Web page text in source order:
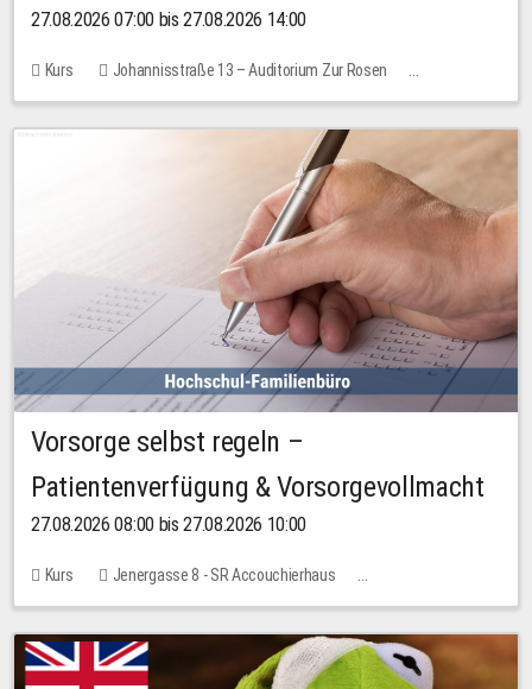
27.08.2026 07:00 bis 27.08.2026 14:00
Kurs
Johannisstraße 13 – Auditorium Zur Rosen
11 Plätze
Vorsorge selbst regeln –
Patientenverfügung & Vorsorgevollmacht
27.08.2026 08:00 bis 27.08.2026 10:00
Kurs
Jenergasse 8 - SR Accouchierhaus
Keine freien Plätze